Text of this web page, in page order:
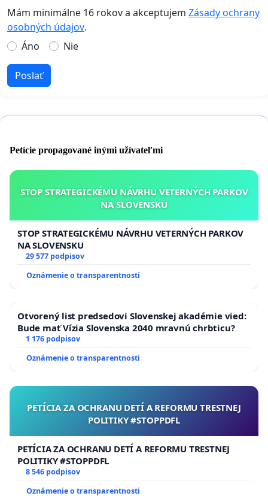
Mám minimálne 16 rokov a akceptujem Zásady ochrany
osobných údajov.
Áno
Nie
Poslať
Petície propagované inými užívateľmi
STOP STRATEGICKÉMU NÁVRHU VETERNÝCH PARKOV
NA SLOVENSKU
STOP STRATEGICKÉMU NÁVRHU VETERNÝCH PARKOV
NA SLOVENSKU
29 577 podpisov
Oznámenie o transparentnosti
Otvorený list predsedovi Slovenskej akadémie vied:
Bude mať Vízia Slovenska 2040 mravnú chrbticu?
1 176 podpisov
Oznámenie o transparentnosti
PETÍCIA ZA OCHRANU DETÍ A REFORMU TRESTNEJ
POLITIKY #STOPPDFL
PETÍCIA ZA OCHRANU DETÍ A REFORMU TRESTNEJ
POLITIKY #STOPPDFL
8 546 podpisov
Oznámenie o transparentnosti